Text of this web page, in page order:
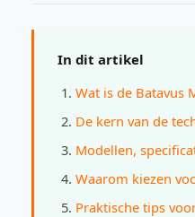
In dit artikel
Wat is de Batavus
De kern van de
Modellen,
Waarom kiezen
Praktische tips